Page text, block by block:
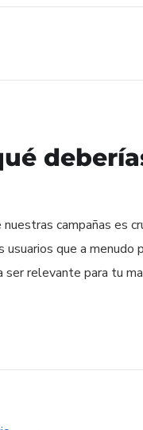
campañas es
que a menudo
ser relevante para tu